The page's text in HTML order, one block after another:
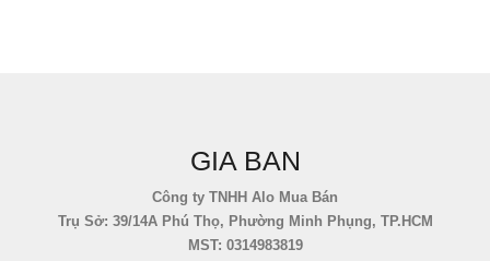
GIA BAN
Công ty TNHH Alo Mua Bán
Trụ Sở: 39/14A Phú Thọ, Phường Minh Phụng, TP.HCM
MST: 0314983819